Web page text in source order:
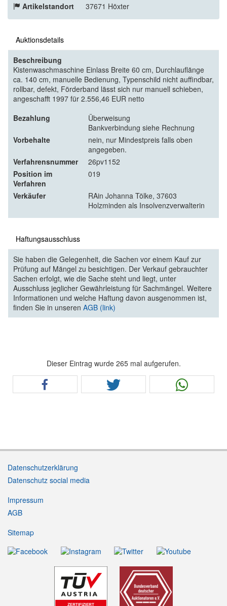
Artikelstandort
37671 Höxter
Auktionsdetails
Beschreibung
Kistenwaschmaschine Einlass Breite 60 cm, Durchlauflänge
ca. 140 cm, manuelle Bedienung, Typenschild nicht auffindbar,
rollbar, defekt, Förderband lässt sich nur manuell schieben,
angeschafft 1997 für 2.556,46 EUR netto
Bezahlung
Überweisung
Bankverbindung siehe Rechnung
Vorbehalte
nein, nur Mindestpreis falls oben
angegeben.
Verfahrensnummer
26pv1152
Position im
Verfahren
019
Verkäufer
RAin Johanna Tölke, 37603
Holzminden als Insolvenzverwalterin
Haftungsausschluss
Sie haben die Gelegenheit, die Sachen vor einem Kauf zur
Prüfung auf Mängel zu besichtigen. Der Verkauf gebrauchter
Sachen erfolgt, wie die Sache steht und liegt, unter
Ausschluss jeglicher Gewährleistung für Sachmängel. Weitere
Informationen und welche Haftung davon ausgenommen ist,
finden Sie in unseren AGB (link)
Dieser Eintrag wurde 265 mal aufgerufen.
Datenschutzerklärung
Datenschutz social media
Impressum
AGB
Sitemap